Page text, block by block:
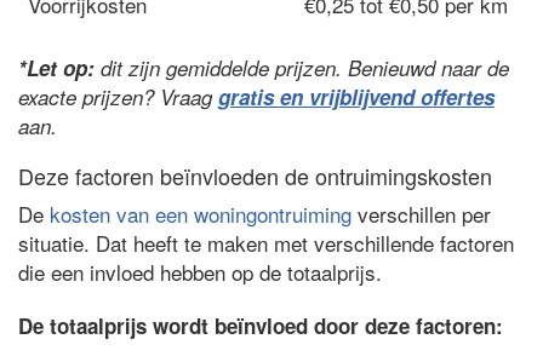
*Let op: dit zijn gemiddelde prijzen. Benieuwd naar de
exacte prijzen? Vraaggratis en vrijblijvend offertes
aan.
Deze factoren beïnvloeden de ontruimingskosten
De kosten van een woningontruiming verschillen per
situatie. Dat heeft te maken met verschillende factoren
die een invloed hebben op de totaalprijs.
De totaalprijs wordt beïnvloed door deze factoren: